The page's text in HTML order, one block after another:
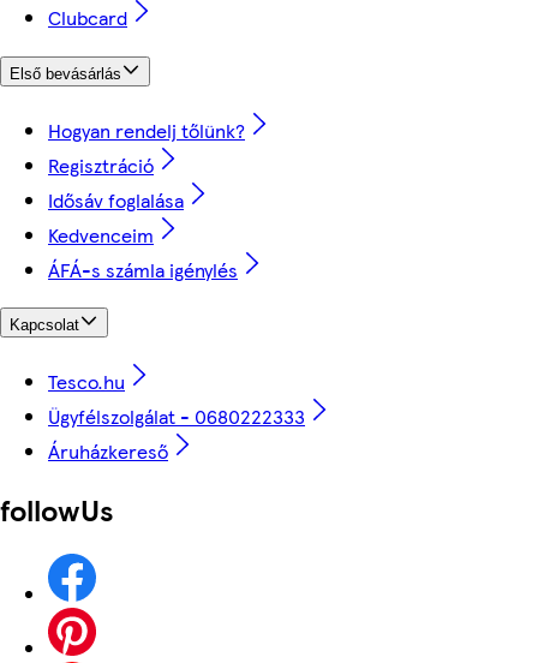
Clubcard
Első bevásárlás
Hogyan rendelj tőlünk?
Regisztráció
Idősáv foglalása
Kedvenceim
ÁFÁ-s számla igénylés
Kapcsolat
Tesco.hu
Ügyfélszolgálat - 0680222333
Áruházkereső
followUs